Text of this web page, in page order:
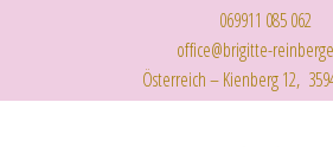
069911 085 062
office@brigitte-
Österreich – Kienberg 12,